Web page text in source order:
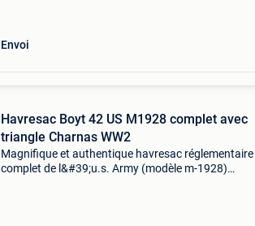
Envoi
Havresac Boyt 42 US M1928 complet avec
triangle Charnas WW2
Magnifique et authentique havresac réglementaire
complet de l&#39;u.s. Army (modèle m-1928)